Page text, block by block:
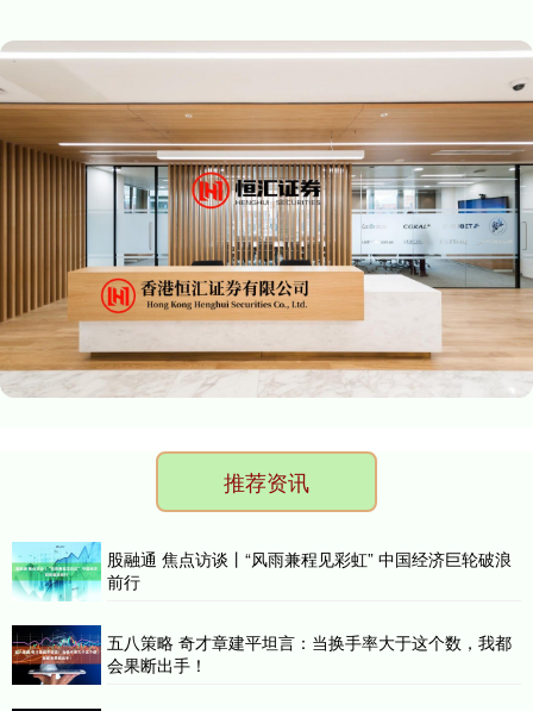
推荐资讯
股融通 焦点访谈丨“风雨兼程见彩虹” 中国经济巨轮破浪
前行
五八策略 奇才章建平坦言：当换手率大于这个数，我都
会果断出手！